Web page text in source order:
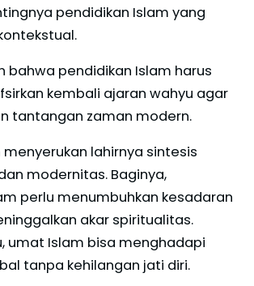
pendidikan Islam yang
bahwa pendidikan Islam harus
kembali ajaran wahyu agar
tantangan zaman modern.
menyerukan lahirnya sintesis
modernitas. Baginya,
perlu menumbuhkan kesadaran
akar spiritualitas.
umat Islam bisa menghadapi
tanpa kehilangan jati diri.